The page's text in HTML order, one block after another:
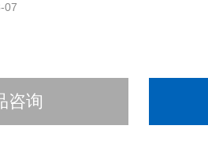
07
咨询